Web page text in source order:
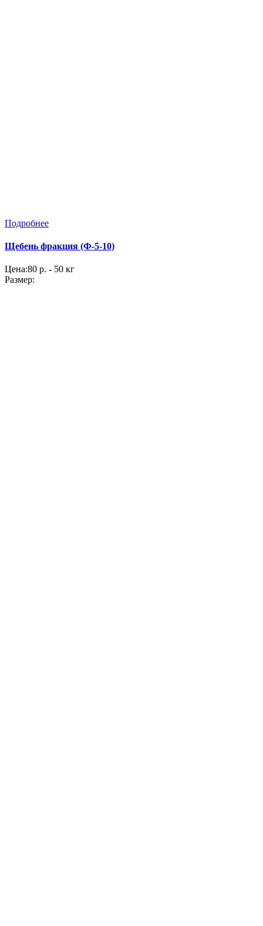
Подробнее
Щебень фракция (Ф-5-10)
Цена:80 р. - 50 кг
Размер: